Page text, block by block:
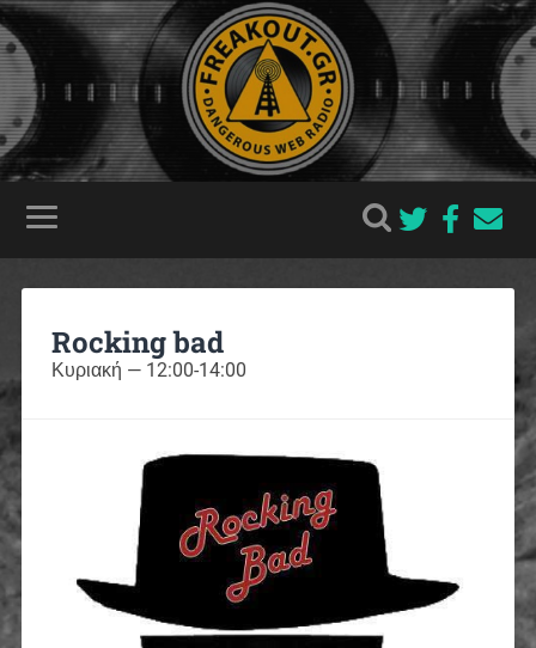
Rocking bad
Κυριακή — 12:00-14:00